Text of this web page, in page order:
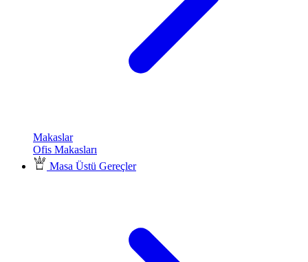
Makaslar
Ofis Makasları
Masa Üstü Gereçler